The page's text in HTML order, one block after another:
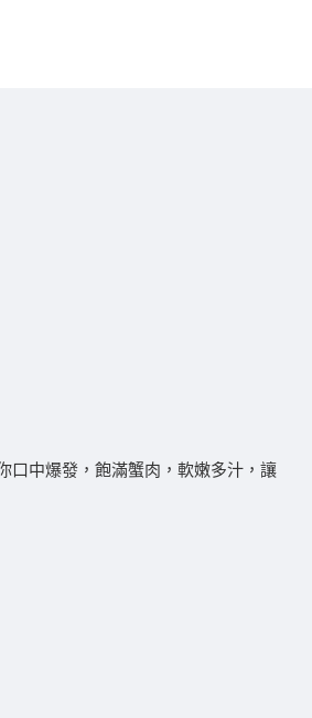
口中爆發，飽滿蟹肉，軟嫩多汁，讓